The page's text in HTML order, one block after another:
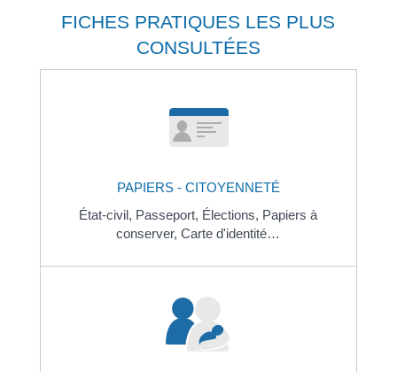
FICHES PRATIQUES LES PLUS
CONSULTÉES
PAPIERS - CITOYENNETÉ
État-civil, Passeport, Élections, Papiers à
conserver,Carte d'identité…